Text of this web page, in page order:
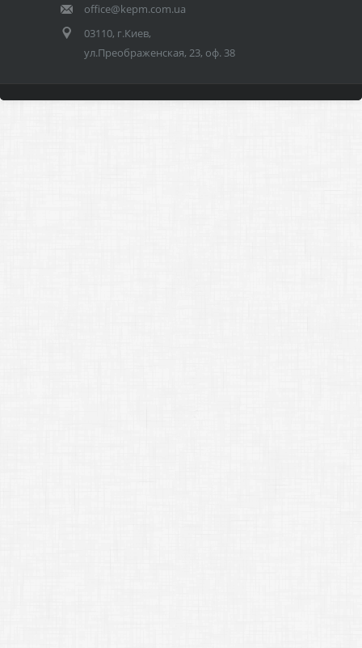
office@kepm.com.ua
03110, г.Киев,
ул.Преображенская, 23, оф. 38